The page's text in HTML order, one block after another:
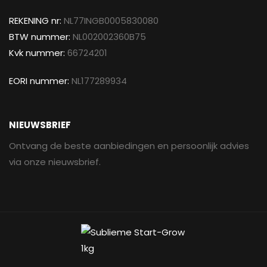
REKENING nr: NL77INGB0005830080
BTW nummer: NL002002360B75
Kvk nummer: 66724201
EORI nummer: NL177289934
NIEUWSBRIEF
Ontvang de beste aanbiedingen en persoonlijk advies
via onze nieuwsbrief.